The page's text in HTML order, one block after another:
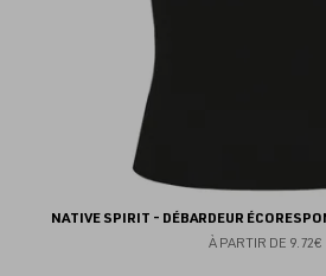
NATIVE SPIRIT - DÉBARDEUR
À PARTIR DE 9.72€